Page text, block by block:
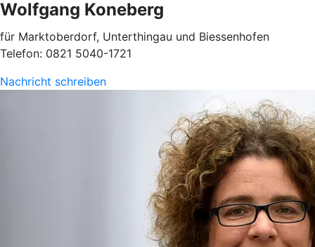
Wolfgang Koneberg
für Marktoberdorf, Unterthingau und Biessenhofen
Telefon: 0821 5040-1721
Nachricht schreiben